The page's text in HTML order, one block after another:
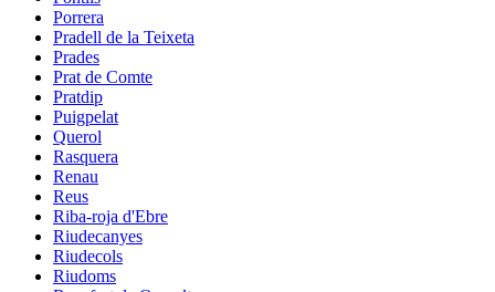
Porrera
Pradell de la Teixeta
Prades
Prat de Comte
Pratdip
Puigpelat
Querol
Rasquera
Renau
Reus
Riba-roja d'Ebre
Riudecanyes
Riudecols
Riudoms